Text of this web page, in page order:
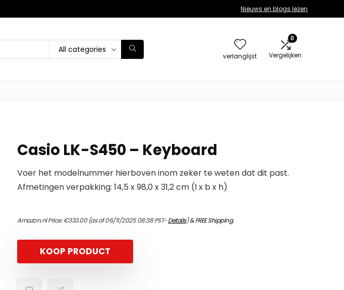
Nieuws en blogs lezen
All categories
verlanglijst
0
Vergelijken
Casio LK-S450 – Keyboard
Voer het modelnummer hierboven inom zeker te weten dat dit past.
Afmetingen verpakking: 14,5 x 98,0 x 31,2 cm (l x b x h)
Amazon.nl Price:€333.00(as of 06/11/2025 08:38 PST-Details)&FREE Shipping.
KOOP PRODUCT